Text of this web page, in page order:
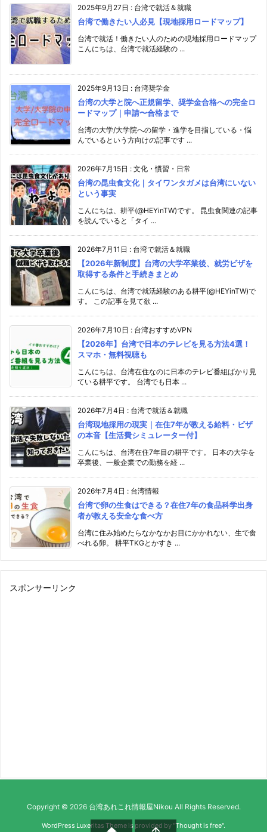
2025年9月27日 : 台湾で就活＆就職
台湾で働きたい人必見【現地採用ロードマップ】
台湾で就活！働きたい人のための現地採用ロードマップ
こんにちは、台湾で就活経験の ...
2025年9月13日 : 台湾奨学金
台湾の大学と院へ正規留学、奨学金合格への完全ロ
ードマップ｜申請〜合格まで
台湾の大学/大学院への留学・進学を目指している・悩
んでいるという方向けの記事です ...
2026年7月15日 : 文化・慣習・日常
台湾の昆虫食文化｜タイワンタガメは台湾にいない
という事実
こんにちは、耕平(@HEYinTW)です。 昆虫食関連の記事
を読んでいると「タイ ...
2026年7月11日 : 台湾で就活＆就職
【2026年新制度】台湾の大学卒業後、就労ビザを
取得する条件と手続きまとめ
こんにちは、台湾で就活経験のある耕平(@HEYinTW)で
す。 この記事を見て欲 ...
2026年7月10日 : 台湾おすすめVPN
【2026年】台湾で日本のテレビを見る方法4選！
スマホ・無料視聴も
こんにちは、台湾在住なのに日本のテレビ番組ばかり見
ている耕平です。 台湾でも日本 ...
2026年7月4日 : 台湾で就活＆就職
台湾現地採用の現実｜在住7年が教える給料・ビザ
の本音【生活費シミュレーター付】
こんにちは、台湾在住7年目の耕平です。 日本の大学を
卒業後、一般企業での勤務を経 ...
2026年7月4日 : 台湾情報
台湾で卵の生食はできる？在住7年の食品科学出身
者が教える安全な食べ方
台湾に住み始めたらなかなかお目にかかれない、生で食
べれる卵。 耕平TKGとかすき ...
スポンサーリンク
Copyright © 2026 台湾あれこれ情報屋Nikou All Rights Reserved.
WordPress Luxeritas Theme is provided by "Thought is free".